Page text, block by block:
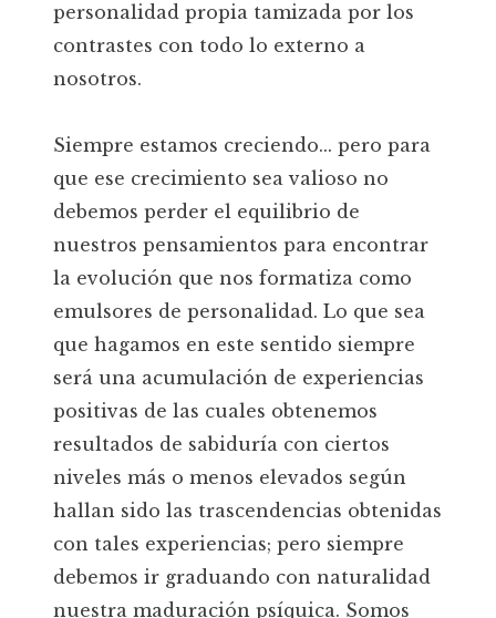
personalidad propia tamizada por los
contrastes con todo lo externo a
nosotros.
Siempre estamos creciendo... pero para
que ese crecimiento sea valioso no
debemos perder el equilibrio de
nuestros pensamientos para encontrar
la evolución que nos formatiza como
emulsores de personalidad. Lo que sea
que hagamos en este sentido siempre
será una acumulación de experiencias
positivas de las cuales obtenemos
resultados de sabiduría con ciertos
niveles más o menos elevados según
hallan sido las trascendencias obtenidas
con tales experiencias; pero siempre
debemos ir graduando con naturalidad
nuestra maduración psíquica. Somos